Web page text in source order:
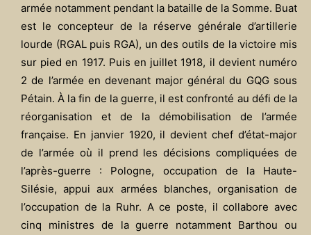
armée notamment pendant la bataille de la Somme. Buat
est le concepteur de la réserve générale d’artillerie
lourde (RGAL puis RGA), un des outils de la victoire mis
sur pied en 1917. Puis en juillet 1918, il devient numéro
2 de l’armée en devenant major général du GQG sous
Pétain. À la fin de la guerre, il est confronté au défi de la
réorganisation et de la démobilisation de l’armée
française. En janvier 1920, il devient chef d’état-major
de l’armée où il prend les décisions compliquées de
l’après-guerre : Pologne, occupation de la Haute-
Silésie, appui aux armées blanches, organisation de
l’occupation de la Ruhr. A ce poste, il collabore avec
cinq ministres de la guerre notamment Barthou ou